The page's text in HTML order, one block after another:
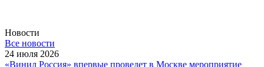
Новости
Все новости
24 июля 2026
«Винил Россия» впервые проведет в Москве мероприятие